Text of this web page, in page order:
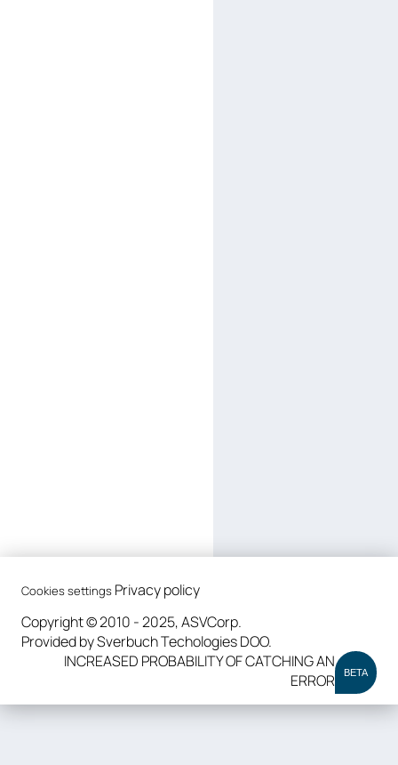
Cookies settings Privacy policy
Copyright © 2010 - 2025, ASVCorp.
Provided by Sverbuch Techologies DOO.
INCREASED PROBABILITY OF CATCHING AN
ERROR
BETA